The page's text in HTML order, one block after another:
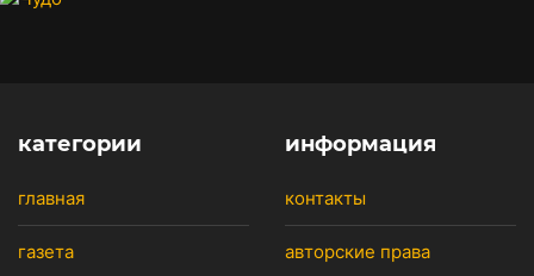
категории
главная
газета
информация
контакты
авторские права